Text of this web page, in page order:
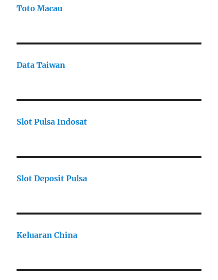
Toto Macau
Data Taiwan
Slot Pulsa Indosat
Slot Deposit Pulsa
Keluaran China